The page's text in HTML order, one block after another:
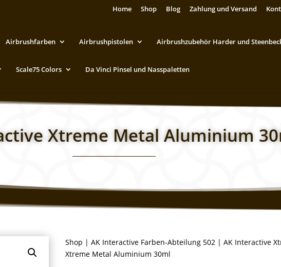
Home Shop Blog Zahlung und Versand
Airbrushfarben Airbrushpistolen Airbrushzubehör Harder und
Scale75 Colors Da Vinci Pinsel und Nasspaletten
Xtreme Metal Aluminium
Shop |AK Interactive Farben-Abteilung 502 |AK Interactive
Xtreme Metal Aluminium 30ml